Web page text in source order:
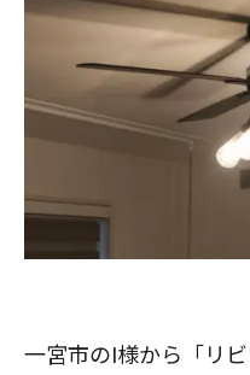
一宮市のI様から「リ